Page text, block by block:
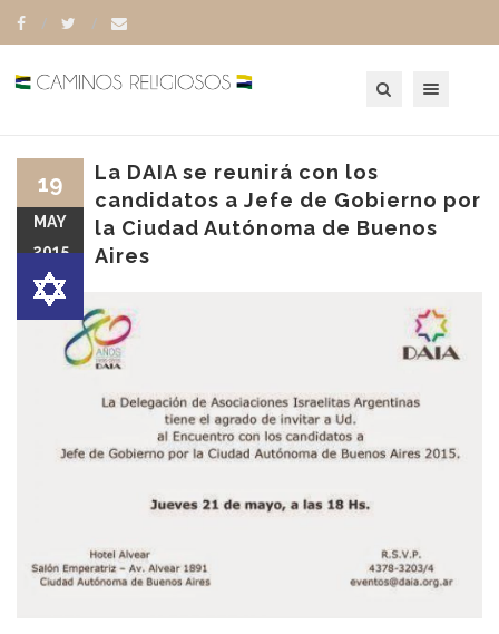
La DAIA se reunirá con los
candidatos a Jefe de Gobierno por
la Ciudad Autónoma de Buenos
Aires
19
MAY
2015